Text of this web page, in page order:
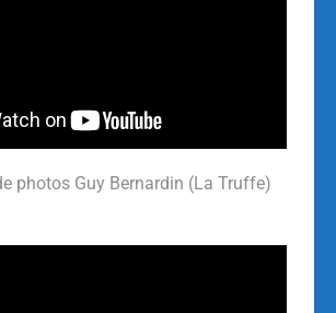
photos Guy Bernardin (La Truffe)